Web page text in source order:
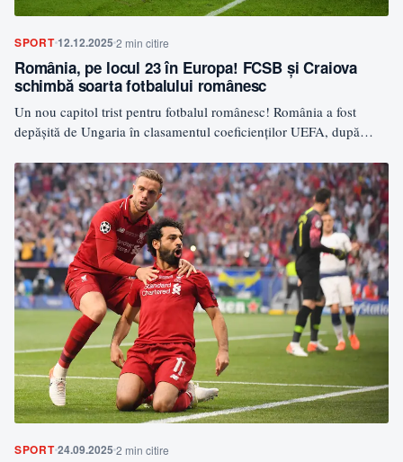
SPORT12.12.2025 2 min citire
România, pe locul 23 în Europa! FCSB și Craiova
schimbă soarta fotbalului românesc
Un nou capitol trist pentru fotbalul românesc! România a fost
depășită de Ungaria în clasamentul coeficienților UEFA, după…
SPORT24.09.2025 2 min citire